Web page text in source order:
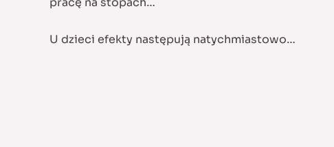
U dzieci efekty następują natychmiastowo…